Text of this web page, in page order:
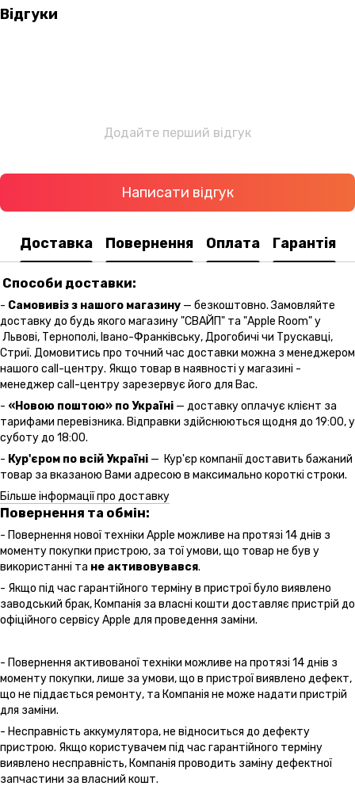
Відгуки
Додайте перший відгук
Написати відгук
Доставка Повернення Оплата Гарантія
Способи доставки:
- Самовивіз з нашого магазину — безкоштовно. Замовляйте
доставку до будь якого магазину "СВАЙП" та "Apple Room" у
Львові, Тернополі, Івано-Франківську, Дрогобичі чи Трускавці,
Стриї. Домовитись про точний час доставки можна з менеджером
нашого call-центру. Якщо товар в наявності у магазині -
менеджер call-центру зарезервує його для Вас.
- «Новою поштою» по Україні — доставку оплачує клієнт за
тарифами перевізника. Відправки здійснюються щодня до 19:00, у
суботу до 18:00.
- Кур'єром по всій Україні — Кур'єр компанії доставить бажаний
товар за вказаною Вами адресою в максимально короткі строки.
Більше інформації про доставку
Повернення та обмін:
- Повернення нової техніки Apple можливе на протязі 14 днів з
моменту покупки пристрою, за тої умови, що товар не був у
використанні та не активовувався.
- Якщо під час гарантійного терміну в пристрої було виявлено
заводський брак, Компанія за власні кошти доставляє пристрій до
офіційного сервісу Apple для проведення заміни.
- Повернення активованої техніки можливе на протязі 14 днів з
моменту покупки, лише за умови, що в пристрої виявлено дефект,
що не піддається ремонту, та Компанія не може надати пристрій
для заміни.
- Несправність аккумулятора, не відноситься до дефекту
пристрою. Якщо користувачем під час гарантійного терміну
виявлено несправність, Компанія проводить заміну дефектної
запчастини за власний кошт.